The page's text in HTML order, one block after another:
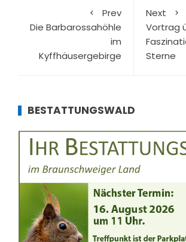
Prev
Die Barbarossahöhle
im
Kyffhäusergebirge
Next
Vortrag
Sterne
BESTATTUNGSWALD